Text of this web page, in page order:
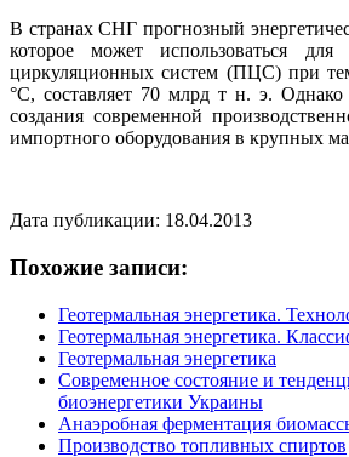
В странах СНГ прогнозный
которое может использоваться для
циркуляционных систем (ПЦС) при
°С, составляет 70 млрд т н. э. Однако
создания современной
импортного оборудования в крупных
Дата публикации: 18.04.2013
Похожие записи:
Геотермальная энергетика.
Геотермальная энергетика.
Геотермальная энергетика
Современное состояние и
биоэнергетики Украины
Анаэробная ферментация
Производство топливных спиртов